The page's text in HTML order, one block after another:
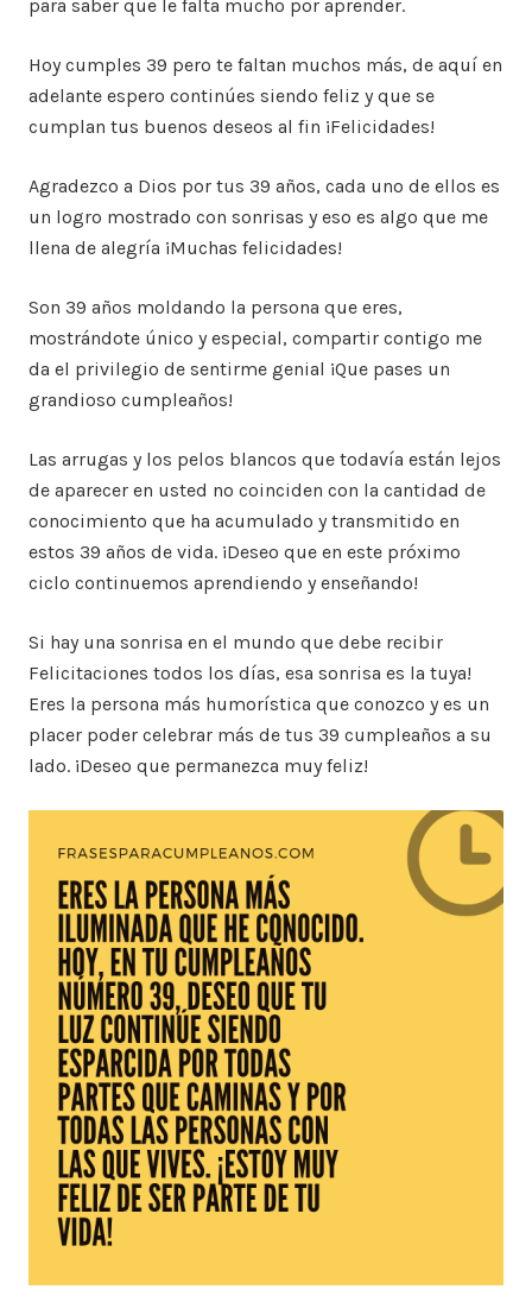
para saber que le falta mucho por aprender.
Hoy cumples 39 pero te faltan muchos más, de aquí en
adelante espero continúes siendo feliz y que se
cumplan tus buenos deseos al fin ¡Felicidades!
Agradezco a Dios por tus 39 años, cada uno de ellos es
un logro mostrado con sonrisas y eso es algo que me
llena de alegría ¡Muchas felicidades!
Son 39 años moldando la persona que eres,
mostrándote único y especial, compartir contigo me
da el privilegio de sentirme genial ¡Que pases un
grandioso cumpleaños!
Las arrugas y los pelos blancos que todavía están lejos
de aparecer en usted no coinciden con la cantidad de
conocimiento que ha acumulado y transmitido en
estos 39 años de vida. ¡Deseo que en este próximo
ciclo continuemos aprendiendo y enseñando!
Si hay una sonrisa en el mundo que debe recibir
Felicitaciones todos los días, esa sonrisa es la tuya!
Eres la persona más humorística que conozco y es un
placer poder celebrar más de tus 39 cumpleaños a su
lado. ¡Deseo que permanezca muy feliz!